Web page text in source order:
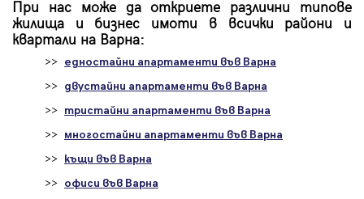
При нас може да откриете различни типове
жилища и бизнес имоти в всички райони и
квартали на Варна:
>> едностайни апартаменти във Варна
>> двустайни апартаменти във Варна
>> тристайни апартаменти във Варна
>> многостайни апартаменти във Варна
>> къщи във Варна
>> офиси във Варна